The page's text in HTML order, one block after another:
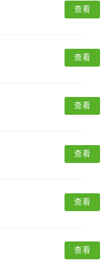
查看
查看
查看
查看
查看
查看